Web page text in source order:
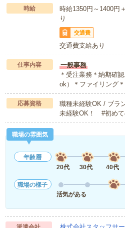
時給
時給1350円～1400
り
交通費
交通費支給あり
仕事内容
一般事務
＊受注業務＊納期確
ok）＊ファイリング
応募資格
職種未経験OK / ブラ
未経験OK！ #初めて
職場の雰囲気
年齢層
20代
30代 40代
職場の様子
活気がある